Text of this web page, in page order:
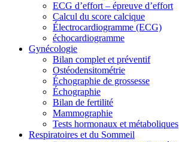
ECG d’effort – épreuve d’effort
Calcul du score calcique
Électrocardiogramme (ECG)
échocardiogramme
Gynécologie
Bilan complet et préventif
Ostéodensitométrie
Échographie de grossesse
Échographie
Bilan de fertilité
Mammographie
Tests hormonaux et métaboliques
Respiratoires et du Sommeil